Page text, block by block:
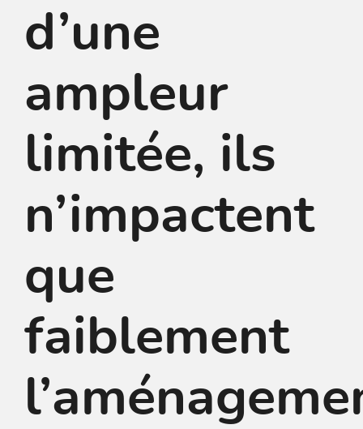
d’une
ampleur
limitée, ils
n’impactent
que
faiblement